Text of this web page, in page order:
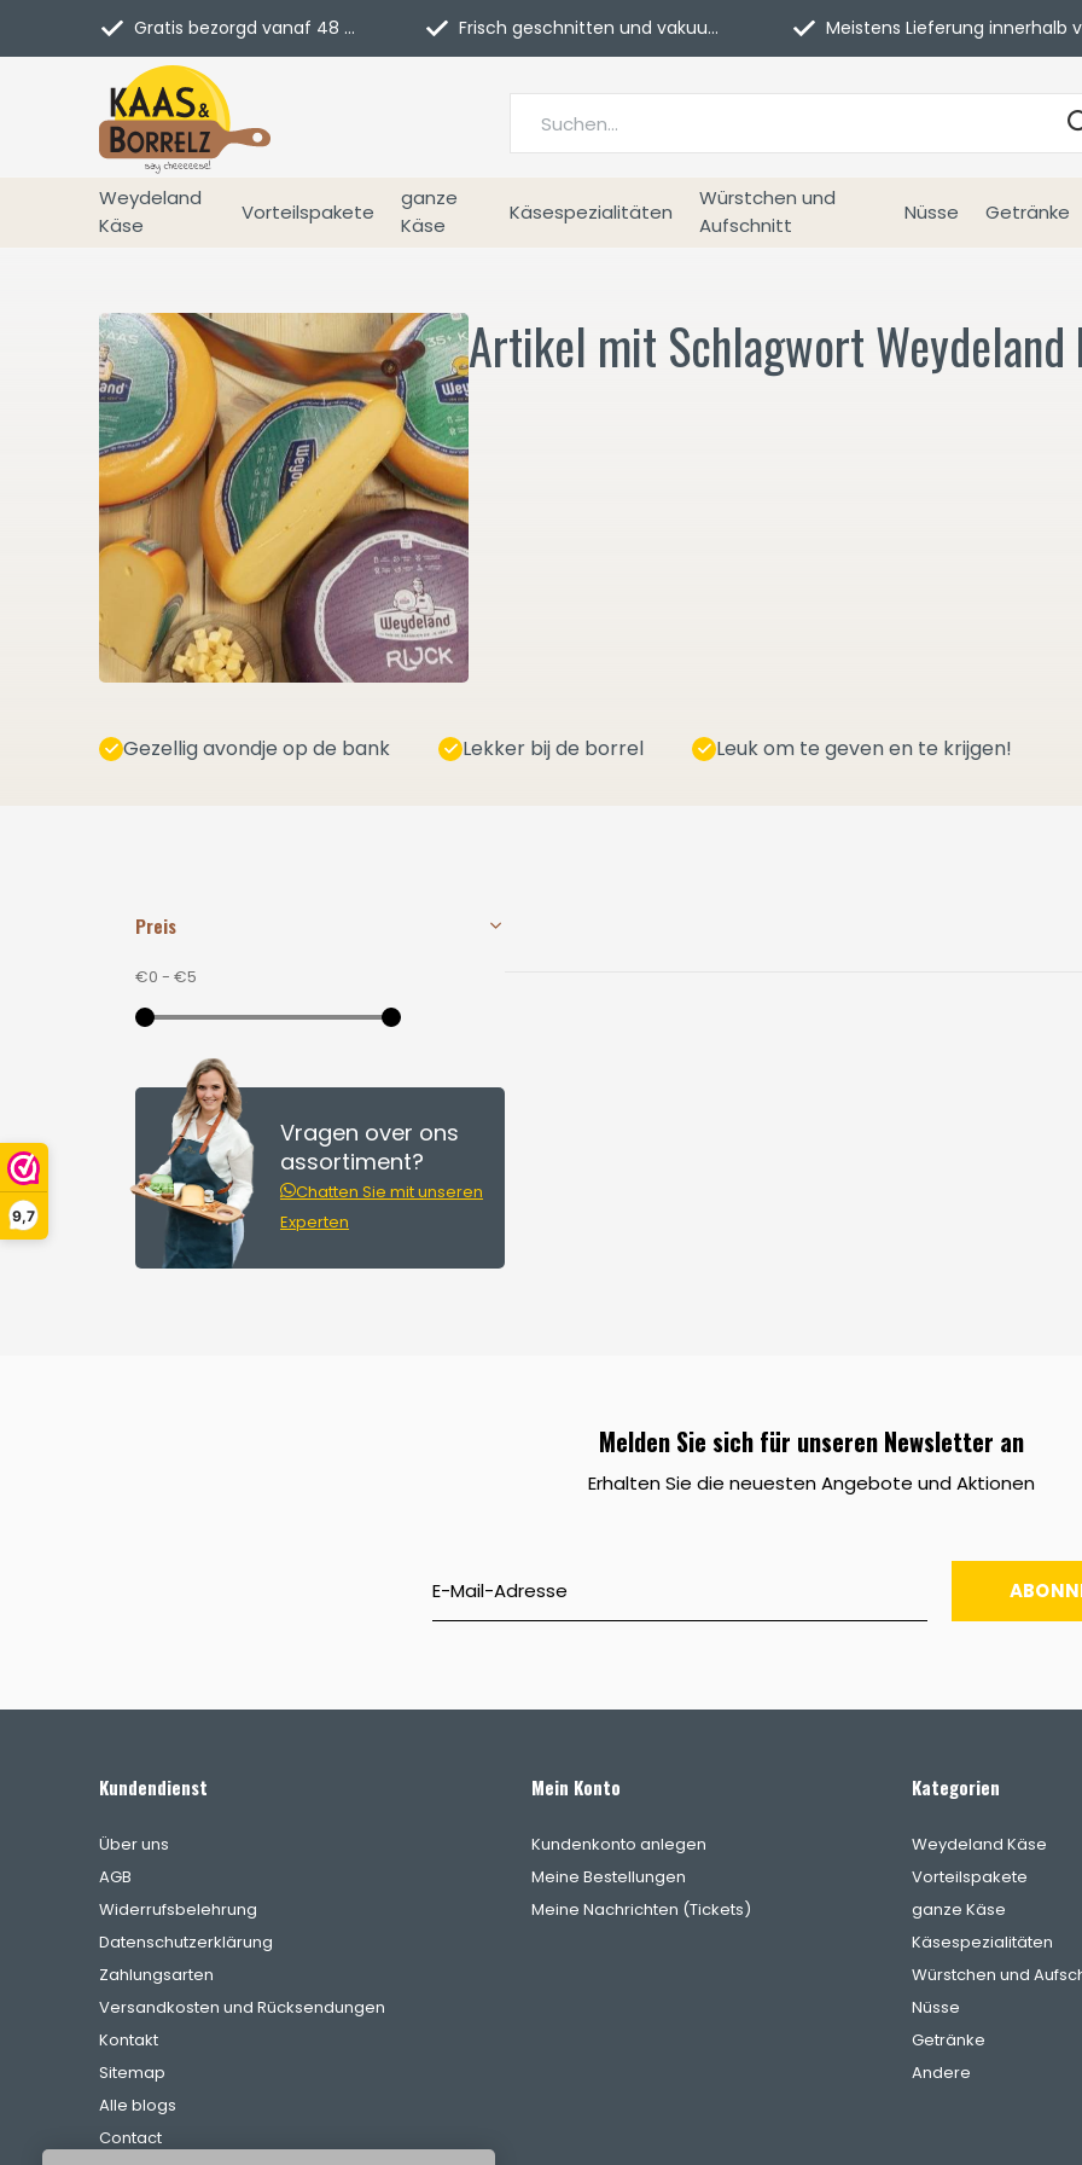
9,7
Weydeland
Käse
Vorteilspakete
ganze
Käse
Käsespezialitäten
Würstchen und
Aufschnitt
Nüsse Getränke
Gratis bezorgd vanaf 48 euro in NL Frisch geschnitten und vakuumverpackt. Meistens Lieferung innerhalb von 3 Tagen
Artikel mit Schlagwort Weydeland
Gezellig avondje op de bank Lekker bij de borrel Leuk om te geven en te krijgen!
Preis
€0 - €5
Vragen over ons
assortiment?
Chatten Sie mit unseren
Experten
Melden Sie sich für unseren Newsletter an
Erhalten Sie die neuesten Angebote und Aktionen
Kundendienst
Über uns
AGB
Widerrufsbelehrung
Datenschutzerklärung
Zahlungsarten
Versandkosten und Rücksendungen
Kontakt
Sitemap
Alle blogs
Contact
Mein Konto
Kundenkonto anlegen
Meine Bestellungen
Meine Nachrichten (Tickets)
Kategorien
Weydeland Käse
Vorteilspakete
ganze Käse
Käsespezialitäten
Würstchen und
Nüsse
Getränke
Andere